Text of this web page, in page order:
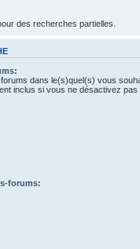
des recherches partielles.
dans le(s)quel(s) vous
inclus si vous ne désactivez
forums: